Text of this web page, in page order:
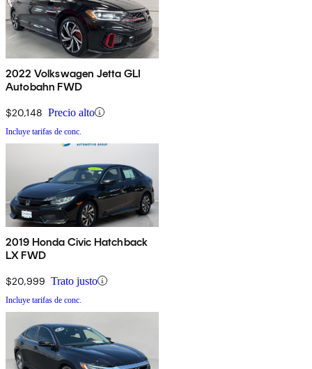
2022 Volkswagen Jetta GLI
Autobahn FWD
$20,148 Precio alto
Incluye tarifas de conc.
2019 Honda Civic Hatchback
LX FWD
$20,999 Trato justo
Incluye tarifas de conc.